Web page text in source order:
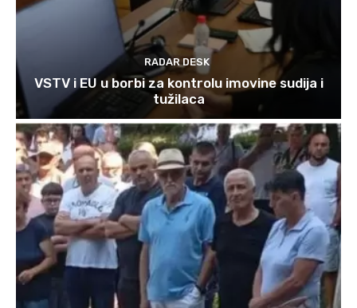
RADAR DESK
VSTV i EU u borbi za kontrolu imovine sudija i
tužilaca